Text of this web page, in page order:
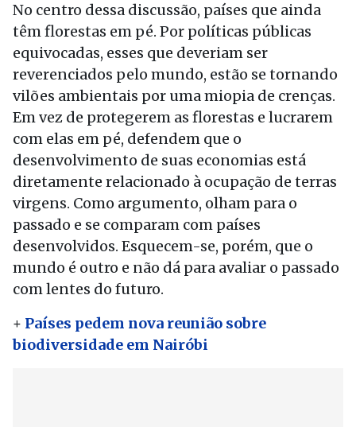
No centro dessa discussão, países que ainda
têm florestas em pé. Por políticas públicas
equivocadas, esses que deveriam ser
reverenciados pelo mundo, estão se tornando
vilões ambientais por uma miopia de crenças.
Em vez de protegerem as florestas e lucrarem
com elas em pé, defendem que o
desenvolvimento de suas economias está
diretamente relacionado à ocupação de terras
virgens. Como argumento, olham para o
passado e se comparam com países
desenvolvidos. Esquecem-se, porém, que o
mundo é outro e não dá para avaliar o passado
com lentes do futuro.
+ Países pedem nova reunião sobre
biodiversidade em Nairóbi